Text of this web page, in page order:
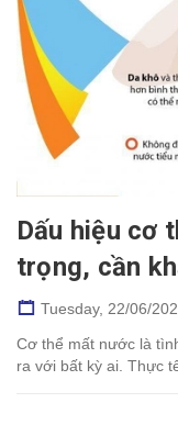
Dấu hiệu cơ
trọng, cần
Tuesday, 22/06/
Cơ thể mất nước là
ra với bất kỳ ai. Thực